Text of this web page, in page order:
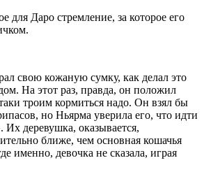
для Даро стремление, за которое его
свою кожаную сумку, как делал это
На этот раз, правда, он положил
троим кормиться надо. Он взял бы
но Ньярма уверила его, что идти
деревушка, оказывается,
ближе, чем основная кошачья
именно, девочка не сказала, играя